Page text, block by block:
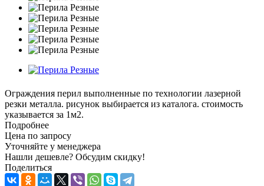
Ограждения перил выполненные по технологии лазерной
резки металла. рисунок выбирается из каталога. стоимость
указывается за 1м2.
Подробнее
Цена по запросу
Уточняйте у менеджера
Нашли дешевле? Обсудим скидку!
Поделиться